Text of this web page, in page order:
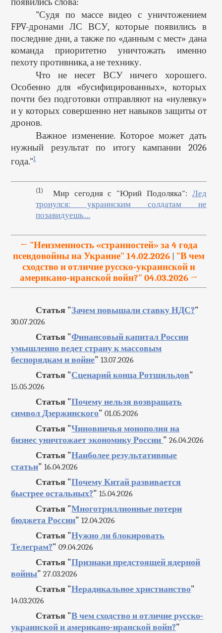
"Судя по массе видео с уничтожением
FPV-дронами ЛС ВСУ, которые появились в
последние дни, а также по «данным с мест» дана
команда приоритетно уничтожать именно
пехоту противника, а не технику.
Что не несет ВСУ ничего хорошего.
Особенно для «бусифицированных», которых
почти без подготовки отправляют на «нулевку»
и у которых совершенно нет навыков защиты от
дронов.
Важное изменение. Которое может дать
нужный результат по итогу кампании 2026
года."1
(1) Мир сегодня с "Юрий Подоляка": Лед
тронулся: украинским солдатам не
позавидуешь…
← "Неизменность «странностей» за 4 года
псевдовойны на Украине" 14.02.2026
"В чем
сходство и отличие русско-украинской и
американо-иранской войн?" 04.03.2026 →
Статья "Зачем повышали ставку НДС?"
30.07.2026
Статья "Финансовый капитал России
умышленно ведет страну к массовым
беспорядкам и войне" 13.07.2026
Статья "Сценарий конца Ротшильдов"
15.05.2026
Статья "Почему нельзя возвращать
символ Дзержинского" 01.05.2026
Статья "Чиновничья монополия на
бизнес уничтожает экономику России " 26.04.2026
Статья "Наиболее результативные
статьи" 16.04.2026
Статья "Почему Китай развивается
быстрее остальных?" 15.04.2026
Статья "Многотриллионные потери
бюджета России" 12.04.2026
Статья "Нужно ли блокировать
Телеграм?" 09.04.2026
Статья "Признаки предстоящей ядерной
войны" 27.03.2026
Статья "Нерадикальное христианство"
14.03.2026
Статья "В чем сходство и отличие русско-
украинской и американо-иранской войн?"